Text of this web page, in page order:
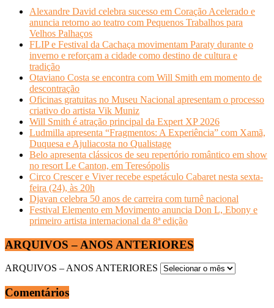
Alexandre David celebra sucesso em Coração Acelerado e
anuncia retorno ao teatro com Pequenos Trabalhos para
Velhos Palhaços
FLIP e Festival da Cachaça movimentam Paraty durante o
inverno e reforçam a cidade como destino de cultura e
tradição
Otaviano Costa se encontra com Will Smith em momento de
descontração
Oficinas gratuitas no Museu Nacional apresentam o processo
criativo do artista Vik Muniz
Will Smith é atração principal da Expert XP 2026
Ludmilla apresenta “Fragmentos: A Experiência” com Xamã,
Duquesa e Ajuliacosta no Qualistage
Belo apresenta clássicos de seu repertório romântico em show
no resort Le Canton, em Teresópolis
Circo Crescer e Viver recebe espetáculo Cabaret nesta sexta-
feira (24), às 20h
Djavan celebra 50 anos de carreira com turnê nacional
Festival Elemento em Movimento anuncia Don L, Ebony e
primeiro artista internacional da 8ª edição
ARQUIVOS – ANOS ANTERIORES
ARQUIVOS – ANOS ANTERIORES
Comentários